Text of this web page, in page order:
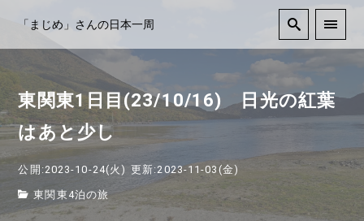
「まじめ」さんの日本一周
東関東1日目(23/10/16) 日光の紅葉
はあと少し
公開:2023-10-24(火) 更新:2023-11-03(金)
東関東4泊の旅